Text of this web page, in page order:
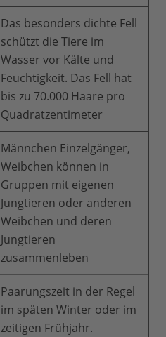
Das besonders dichte Fell
schützt die Tiere im
Wasser vor Kälte und
Feuchtigkeit. Das Fell hat
bis zu 70.000 Haare pro
Quadratzentimeter
Männchen Einzelgänger,
Weibchen können in
Gruppen mit eigenen
Jungtieren oder anderen
Weibchen und deren
Jungtieren
zusammenleben
Paarungszeit in der Regel
im späten Winter oder im
zeitigen Frühjahr.